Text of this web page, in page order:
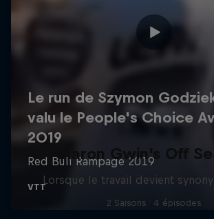
Aaron Gwin's Off
Lorsque le travail devient
2 Saisons · 4 épisodes